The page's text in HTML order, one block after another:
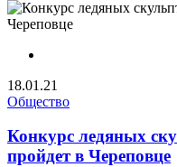
18.01.21
Общество
Конкурс ледяных
пройдет в Череповце